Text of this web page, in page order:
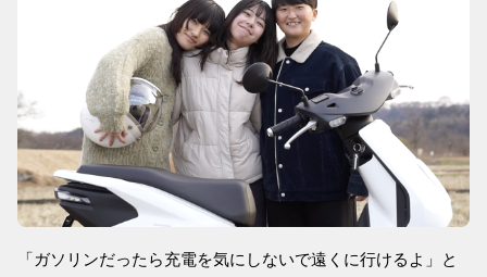
「ガソリンだったら充電を気にしないで遠くに行けるよ」と